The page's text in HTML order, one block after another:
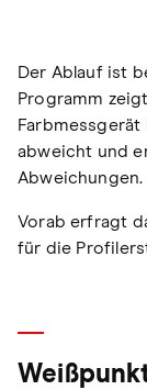
Der Ablauf ist
Programm
Farbmessgerät
abweicht und
Abweichungen.
Vorab erfragt
für die